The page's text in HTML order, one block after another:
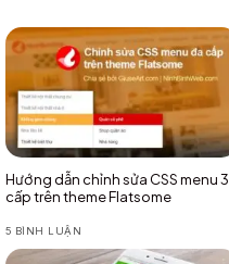
Hướng dẫn chỉnh sửa CSS menu 3
cấp trên theme Flatsome
5 BÌNH LUẬN